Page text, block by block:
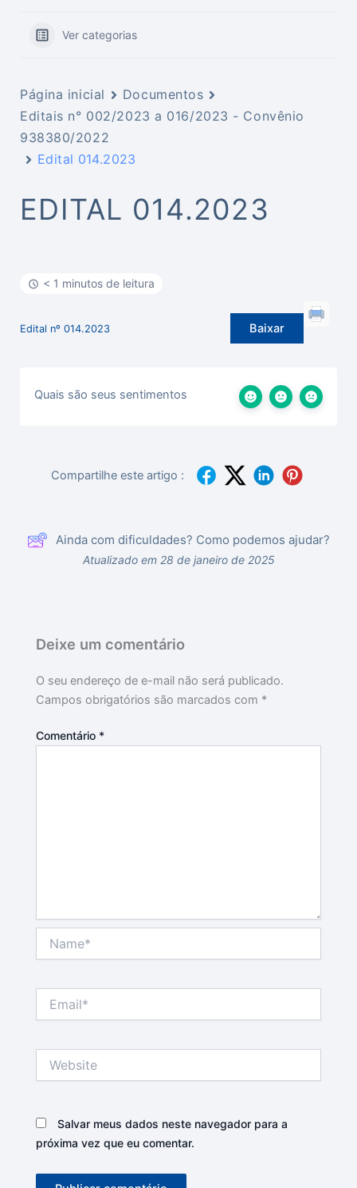
Ver categorias
Página inicial
Documentos
Editais n° 002/2023 a 016/2023 - Convênio
938380/2022
Edital 014.2023
EDITAL 014.2023
< 1 minutos de leitura
Edital nº 014.2023 Baixar
Quais são seus sentimentos
Compartilhe este artigo :
Ainda com dificuldades? Como podemos ajudar?
Atualizado em 28 de janeiro de 2025
Deixe um comentário
O seu endereço de e-mail não será publicado.
Campos obrigatórios são marcados com *
Comentário *
Salvar meus dados neste navegador para a
próxima vez que eu comentar.